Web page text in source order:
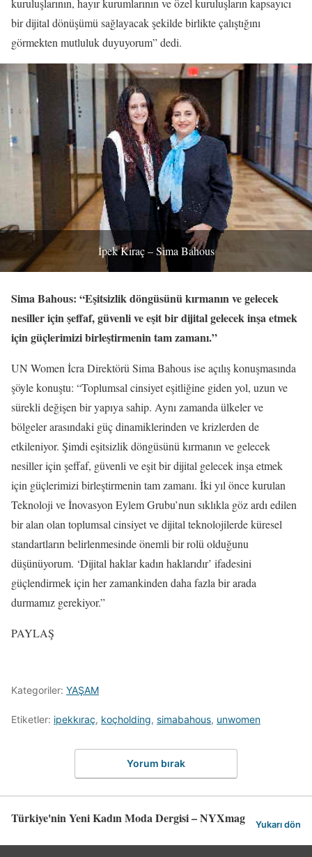
kuruluşlarının, hayır kurumlarının ve özel kuruluşların kapsayıcı
bir dijital dönüşümü sağlayacak şekilde birlikte çalıştığını
görmekten mutluluk duyuyorum” dedi.
İpek Kıraç – Sima Bahous
Sima Bahous: “Eşitsizlik döngüsünü kırmanın ve gelecek
nesiller için şeffaf, güvenli ve eşit bir dijital gelecek inşa etmek
için güçlerimizi birleştirmenin tam zamanı.”
UN Women İcra Direktörü Sima Bahous ise açılış konuşmasında
şöyle konuştu: “Toplumsal cinsiyet eşitliğine giden yol, uzun ve
sürekli değişen bir yapıya sahip. Aynı zamanda ülkeler ve
bölgeler arasındaki güç dinamiklerinden ve krizlerden de
etkileniyor. Şimdi eşitsizlik döngüsünü kırmanın ve gelecek
nesiller için şeffaf, güvenli ve eşit bir dijital gelecek inşa etmek
için güçlerimizi birleştirmenin tam zamanı. İki yıl önce kurulan
Teknoloji ve İnovasyon Eylem Grubu’nun sıklıkla göz ardı edilen
bir alan olan toplumsal cinsiyet ve dijital teknolojilerde küresel
standartların belirlenmesinde önemli bir rolü olduğunu
düşünüyorum. ‘Dijital haklar kadın haklarıdır’ ifadesini
güçlendirmek için her zamankinden daha fazla bir arada
durmamız gerekiyor.”
PAYLAŞ
Kategoriler: YAŞAM
Etiketler: ipekkıraç, koçholding, simabahous, unwomen
Yorum bırak
Türkiye'nin Yeni Kadın Moda Dergisi – NYXmag Yukarı dön